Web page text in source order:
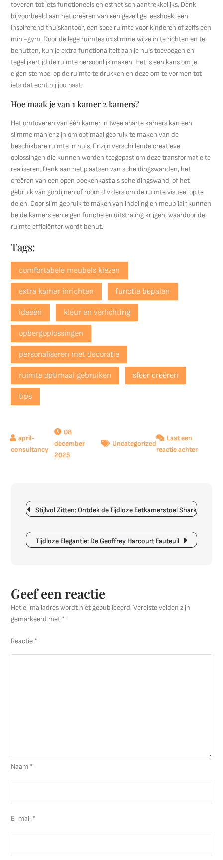
toveren tot iets functioneels en esthetisch aantrekkelijks. Denk
bijvoorbeeld aan het creëren van een gezellige leeshoek, een
inspirerend thuiskantoor, een speelruimte voor kinderen of zelfs een
mini-gym. Door de lege ruimtes op slimme wijze in te richten en te
benutten, kun je extra functionaliteit aan je huis toevoegen en
tegelijkertijd de ruimte persoonlijk maken. Het is een kans om je
eigen stempel op de ruimte te drukken en deze om te vormen tot
iets dat echt bij jou past.
Hoe maak je van 1 kamer 2 kamers?
Het omtoveren van één kamer in twee aparte kamers kan een
slimme manier zijn om optimaal gebruik te maken van de
beschikbare ruimte in huis. Er zijn verschillende creatieve
oplossingen die kunnen worden toegepast om deze transformatie te
realiseren. Denk aan het plaatsen van scheidingswanden, het
creëren van een open boekenkast als scheidingswand, of het
gebruik van gordijnen of room dividers om de ruimte visueel op te
delen. Door slim gebruik te maken van indeling en meubilair kunnen
beide kamers een eigen functie en uitstraling krijgen, waardoor de
ruimte efficiënter wordt benut.
Tags:
comfortabele meubels kiezen
extra kamer inrichten functie bepalen
ideeën kleur en verlichting
opbergoplossingen
personaliseren met decoratie
ruimte optimaal gebruiken sfeer creëren
tips
08
december
2025
Uncategorized
Laat een
reactie achterop
Berichtnavigatie
Stijlvol Zitten: Ontdek de Tijdloze Eetkamerstoel Shark
Tijdloze Elegantie: De Geoffrey Harcourt Fauteuil
Geef een reactie
Het e-mailadres wordt niet gepubliceerd. Vereiste velden zijn
gemarkeerd met *
Reactie *
Naam *
E-mail *